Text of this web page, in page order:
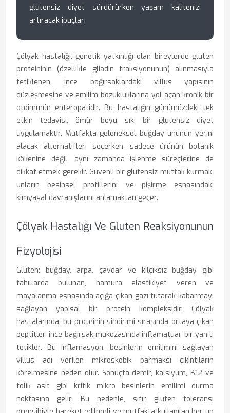
glutensiz diyet sürdürürken yaşam kalitenizi
artıracak ipuçları
Çölyak hastalığı, genetik yatkınlığı olan bireylerde gluten
proteininin (özellikle gliadin fraksiyonunun) alınmasıyla
tetiklenen, ince bağırsaklardaki villus yapısının
düzleşmesine ve emilim bozukluklarına yol açan kronik bir
otoimmün enteropatidir. Bu hastalığın günümüzdeki tek
etkin tedavisi, ömür boyu sıkı bir glutensiz diyet
uygulamaktır. Mutfakta geleneksel buğday ununun yerini
alacak alternatifleri seçerken, sadece ürünün botanik
kökenine değil, aynı zamanda işlenme süreçlerine de
dikkat etmek gerekir. Güvenli bir glutensiz mutfak kurmak,
unların besinsel profillerini ve pişirme esnasındaki
kimyasal davranışlarını anlamaktan geçer.
Çölyak Hastalığı Ve Gluten Reaksiyonunun
Fizyolojisi
Gluten; buğday, arpa, çavdar ve kılçıksız buğday gibi
tahıllarda bulunan, hamura elastikiyet veren ve
mayalanma esnasında açığa çıkan gazı tutarak kabarmayı
sağlayan yapısal bir protein kompleksidir. Çölyak
hastalarında, bu proteinin sindirimi sırasında ortaya çıkan
peptitler, ince bağırsak mukozasında inflamatuar bir yanıtı
tetikler. Bu inflamasyon, besinlerin emilimini sağlayan
villus adı verilen mikroskobik parmaksı çıkıntıların
körelmesine neden olur. Sonuçta demir, kalsiyum, B12 ve
folik asit gibi kritik mikro besinlerin emilimi durma
noktasına gelir. Bu nedenle, sıfır gluten toleransı